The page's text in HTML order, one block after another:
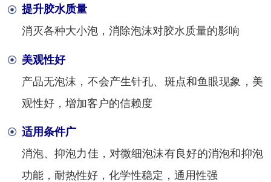
提升胶水质量
消灭各种大小泡，消除泡沫对胶水质量的影响
美观性好
产品无泡沫，不会产生针孔、斑点和鱼眼现象，美
观性好，增加客户的信赖度
适用条件广
消泡、抑泡力佳，对微细泡沫有良好的消泡和抑泡
功能，耐热性好，化学性稳定，通用性强